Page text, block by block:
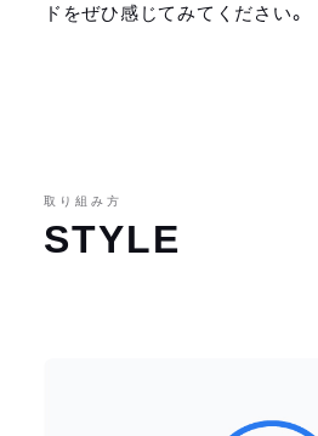
ドをぜひ感じてみてください。
取り組み方
STYLE